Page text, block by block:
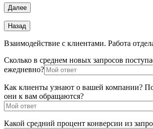
Взаимодействие с клиентами. Работа
Сколько в среднем новых запросов
ежедневно?
Как клиенты узнают о вашей компании?
они к вам обращаются?
Какой средний процент конверсии из